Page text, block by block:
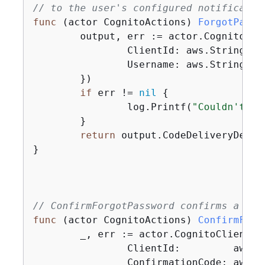
// to the user's configured
func
(actor CognitoActions)
output, err :=
if err != nil
{
		log.Printf(
"Couldn't
return
}
// ConfirmForgotPassword confirms a
func
(actor CognitoActions)
_, err :=